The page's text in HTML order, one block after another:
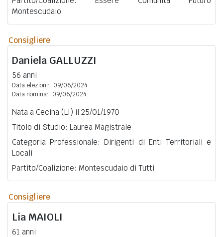
Montescudaio
Consigliere
Daniela GALLUZZI
56 anni
Data elezioni:
09/06/2024
Data nomina:
09/06/2024
Nata a Cecina (LI) il 25/01/1970
Titolo di Studio: Laurea Magistrale
Categoria Professionale: Dirigenti di Enti Territoriali e
Locali
Partito/Coalizione: Montescudaio di Tutti
Consigliere
Lia MAIOLI
61 anni